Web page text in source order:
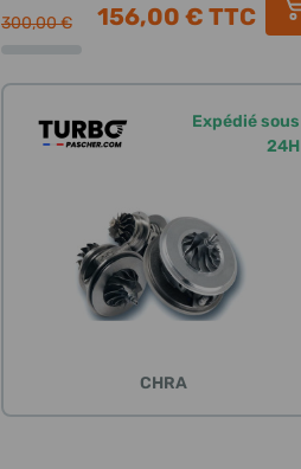
300,00 € 156,00 € TTC
Expédié sous
24H
CHRA